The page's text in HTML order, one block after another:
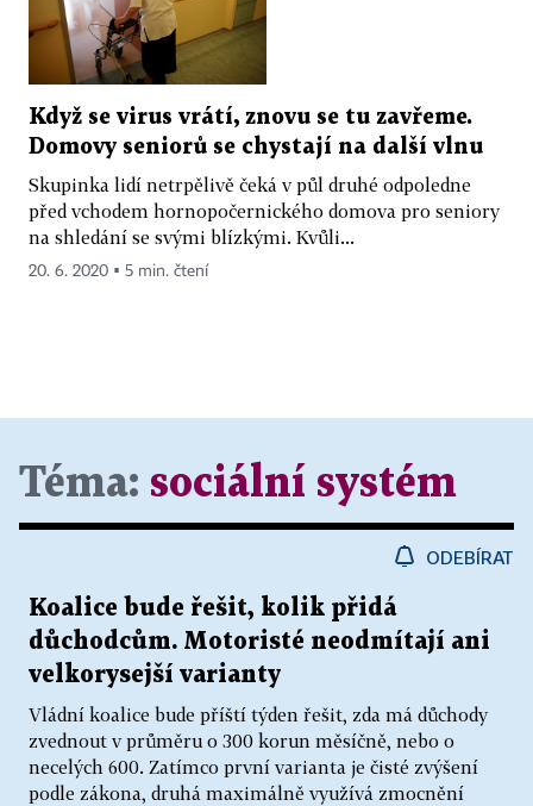
Když se virus vrátí, znovu se tu zavřeme.
Domovy seniorů se chystají na další vlnu
Skupinka lidí netrpělivě čeká v půl druhé odpoledne
před vchodem hornopočernického domova pro seniory
na shledání se svými blízkými. Kvůli...
20. 6. 2020 ▪ 5 min. čtení
Téma: sociální systém
ODEBÍRAT
Koalice bude řešit, kolik přidá
důchodcům. Motoristé neodmítají ani
velkorysejší varianty
Vládní koalice bude příští týden řešit, zda má důchody
zvednout v průměru o 300 korun měsíčně, nebo o
necelých 600. Zatímco první varianta je čisté zvýšení
podle zákona, druhá maximálně využívá zmocnění